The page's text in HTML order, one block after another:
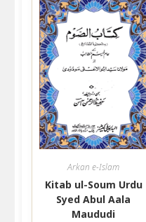
Arkan e-Islam
Kitab ul-Soum Urdu
Syed Abul Aala
Maududi